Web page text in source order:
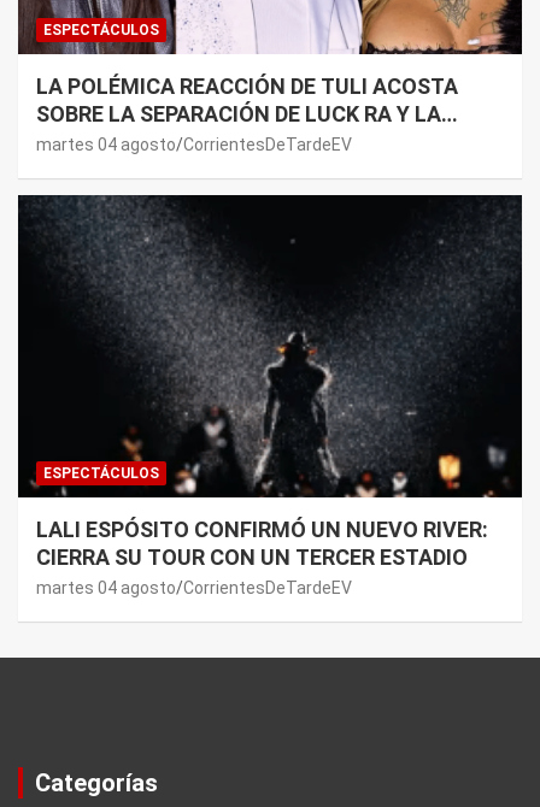
ESPECTÁCULOS
LA POLÉMICA REACCIÓN DE TULI ACOSTA
SOBRE LA SEPARACIÓN DE LUCK RA Y LA
JOAQUI: “¿MI VERDAD?”
martes 04 agosto CorrientesDeTardeEV
ESPECTÁCULOS
LALI ESPÓSITO CONFIRMÓ UN NUEVO RIVER:
CIERRA SU TOUR CON UN TERCER ESTADIO
martes 04 agosto CorrientesDeTardeEV
Categorías